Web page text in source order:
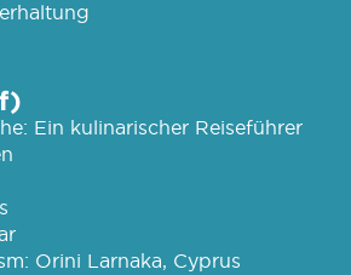
Ein kulinarischer Reiseführer
Orini Larnaka, Cyprus